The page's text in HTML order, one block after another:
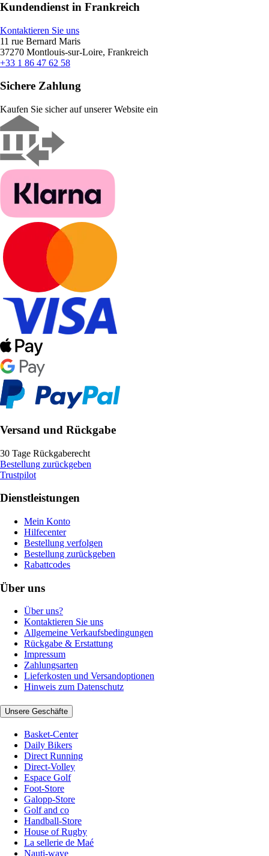
Kundendienst in Frankreich
Kontaktieren Sie uns
11 rue Bernard Maris
37270 Montlouis-sur-Loire, Frankreich
+33 1 86 47 62 58
Sichere Zahlung
Kaufen Sie sicher auf unserer Website ein
Versand und Rückgabe
30 Tage Rückgaberecht
Bestellung zurückgeben
Trustpilot
Dienstleistungen
Mein Konto
Hilfecenter
Bestellung verfolgen
Bestellung zurückgeben
Rabattcodes
Über uns
Über uns?
Kontaktieren Sie uns
Allgemeine Verkaufsbedingungen
Rückgabe & Erstattung
Impressum
Zahlungsarten
Lieferkosten und Versandoptionen
Hinweis zum Datenschutz
Unsere Geschäfte
Basket-Center
Daily Bikers
Direct Running
Direct-Volley
Espace Golf
Foot-Store
Galopp-Store
Golf and co
Handball-Store
House of Rugby
La sellerie de Maé
Nauti-wave